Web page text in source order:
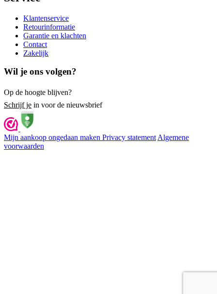
Klantenservice
Retourinformatie
Garantie en klachten
Contact
Zakelijk
Wil je ons volgen?
Op de hoogte blijven?
Schrijf je in voor de nieuwsbrief
Mijn aankoop ongedaan maken Privacy statement Algemene
voorwaarden